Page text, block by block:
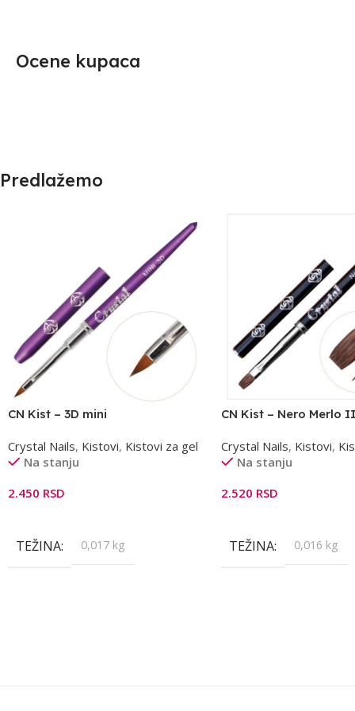
Ocene kupaca
Predlažemo
CN Kist – 3D mini
Crystal Nails, Kistovi, Kistovi za gel
Na stanju
2.450 RSD
TEŽINA 0,017 kg
CN Kist – Nero Merlo II
Crystal Nails, Kistovi,
Na stanju
2.520 RSD
TEŽINA 0,016 kg